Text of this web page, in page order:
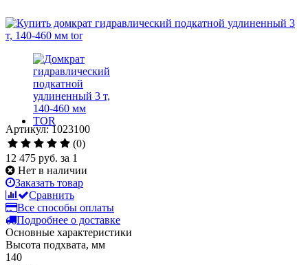
Артикул: 1023100
(0)
12 475 руб. за 1
Нет в наличии
Заказать товар
Сравнить
Все способы оплаты
Подробнее о доставке
Основные характеристики
Высота подхвата, мм
140